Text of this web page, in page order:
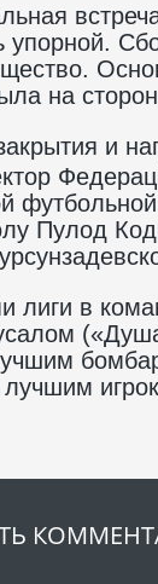
упорной.
на
и
Пулод
лиги в